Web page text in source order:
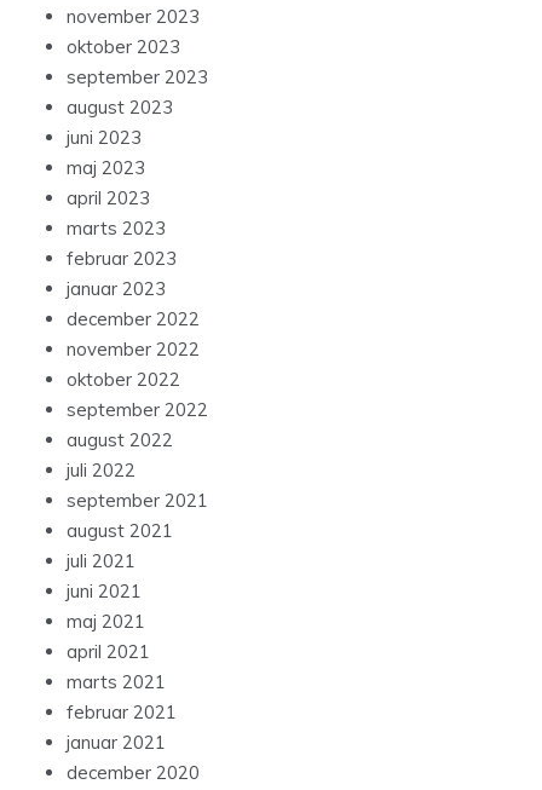
november 2023
oktober 2023
september 2023
august 2023
juni 2023
maj 2023
april 2023
marts 2023
februar 2023
januar 2023
december 2022
november 2022
oktober 2022
september 2022
august 2022
juli 2022
september 2021
august 2021
juli 2021
juni 2021
maj 2021
april 2021
marts 2021
februar 2021
januar 2021
december 2020